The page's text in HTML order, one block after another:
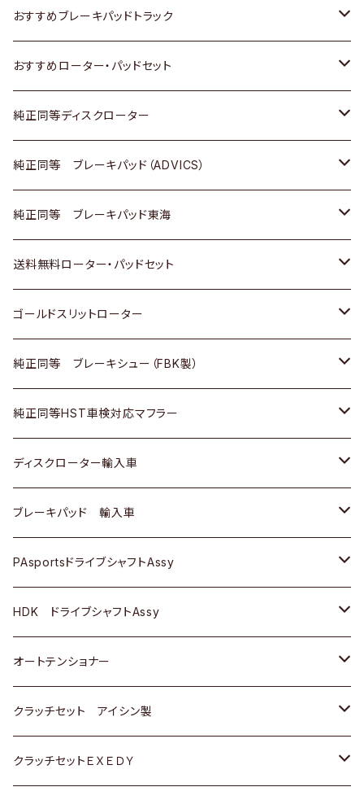
いすゞ
ダイハツ
マツダ
三菱
スバル
日野
三菱ふそう
ＢＭＷ
日産
いすゞ
ダイハツ
マツダ
三菱
日野
三菱ふそう
日産
いすゞ
ダイハツ
三菱
日野
三菱ふそう
その他
ホンダ
スズキ
日産
ダイハツ
マツダ
三菱
スバル
トヨタ
ホンダ
スズキ
日産
いすゞ
ダイハツ
マツダ
三菱
スバル
おすすめブレーキパッドトラック
トヨタ
日産
いすゞ
ダイハツ
マツダ
三菱
おすすめローター・パッドセット
トヨタ
ホンダ
スズキ
日産
ダイハツ
マツダ
三菱
スバル
純正同等ディスクローター
トヨタ
ホンダ
スズキ
日産
いすゞ
ダイハツ
マツダ
三菱
スバル
ＢＥＮＺ
純正同等 ブレーキパッド（ADVICS）
トヨタ
ホンダ
スズキ
日産
ダイハツ
マツダ
三菱
スバル
純正同等 ブレーキパッド東海
トヨタ
ホンダ
日産
いすゞ
ダイハツ
マツダ
三菱
スバル
送料無料ローター・パッドセット
トヨタ
ホンダ
スズキ
日産
ダイハツ
マツダ
三菱
スバル
ゴールドスリットローター
トヨタ
ホンダ
スズキ
日産
ダイハツ
マツダ
三菱
スバル
純正同等 ブレーキシュー（FBK製）
ホンダ
スズキ
日産
ダイハツ
マツダ
三菱
スバル
純正同等HST車検対応マフラー
トヨタ
ホンダ
スズキ
日産
いすゞ
ダイハツ
マツダ
ディスクローター輸入車
ＡＵＤＩ
ＢＥＮＺ
ＢＭＷ
GOLF
ＷＡＧＥＮ
アストロ（シボレー）
ブレーキパッド 輸入車
ＢＥＮＺ
ＢＭＷ
ＷＡＧＥＮ
ＶＯＬＶＯ
PAsportsドライブシャフトAssy
トヨタ
ホンダ
スズキ
日産
HDK ドライブシャフトAssy
スズキ
ダイハツ
日産
オートテンショナー
トヨタ
クラッチセット アイシン製
ホンダ
クラッチセットＥＸＥＤＹ